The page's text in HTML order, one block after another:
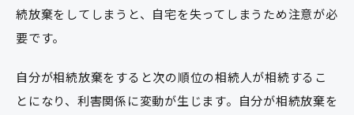
続放棄をしてしまうと、自宅を失ってしまうため注意が必
要です。
自分が相続放棄をすると次の順位の相続人が相続するこ
とになり、利害関係に変動が生じます。自分が相続放棄を